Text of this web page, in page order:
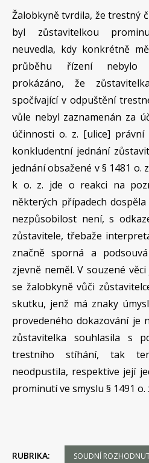
Žalobkyně tvrdila, že trestný
byl zůstavitelkou
neuvedla, kdy konkrétně
průběhu řízení nebylo
prokázáno, že
spočívající v odpuštění
vůle nebyl zaznamenán za
účinnosti o. z. [ulice]
konkludentní jednání
jednání obsažené v § 1481 o.
k o. z. jde o reakci na
některých případech
nezpůsobilost není, s
zůstavitele, třebaže
značně sporná a
zjevně neměl. V souzené
se žalobkyně vůči
skutku, jenž má znaky
provedeného dokazování je
zůstavitelka souhlasila s
trestního stíhání, tak
neodpustila, respektive její
prominutí ve smyslu § 1491 o.
RUBRIKA: SOUDNÍ